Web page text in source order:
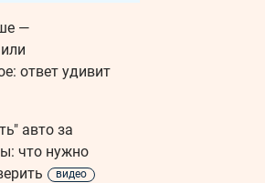
—
ответ удивит
авто за
что нужно
видео